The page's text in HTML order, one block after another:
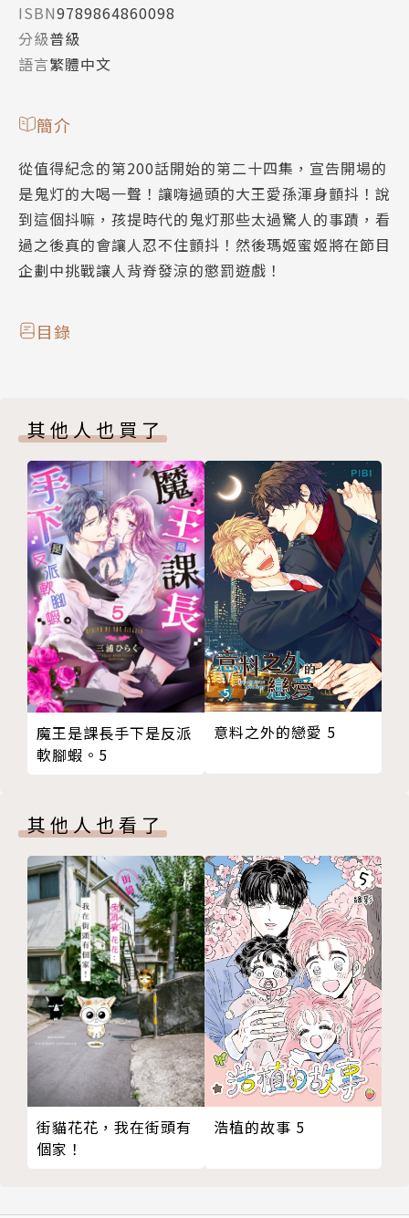
ISBN9789864860098
分級普級
語言繁體中文
簡介
從值得紀念的第200話開始的第二十四集，宣告開場的
是鬼灯的大喝一聲！讓嗨過頭的大王愛孫渾身顫抖！說
到這個抖嘛，孩提時代的鬼灯那些太過驚人的事蹟，看
過之後真的會讓人忍不住顫抖！然後瑪姬蜜姬將在節目
企劃中挑戰讓人背脊發涼的懲罰遊戲！
目錄
其他人也買了
魔王是課長手下是反派
軟腳蝦。5
意料之外的戀愛 5
其他人也看了
街貓花花，我在街頭有
個家！
浩植的故事 5